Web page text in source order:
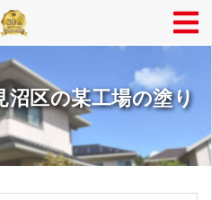
沼区の某工場の塗り